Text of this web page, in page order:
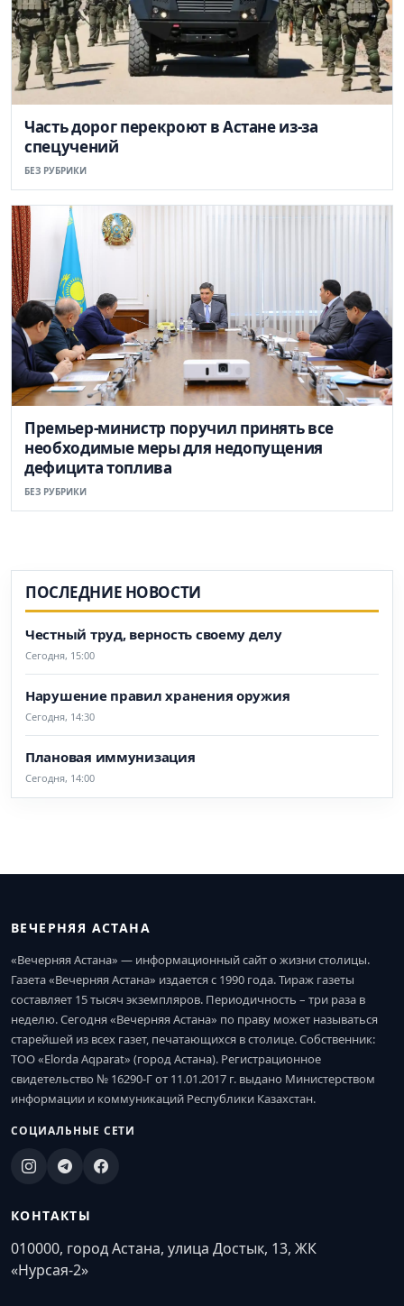
Часть дорог перекроют в Астане из-за
спецучений
БЕЗ РУБРИКИ
Премьер-министр поручил принять все
необходимые меры для недопущения
дефицита топлива
БЕЗ РУБРИКИ
ПОСЛЕДНИЕ НОВОСТИ
Честный труд, верность своему делу
Сегодня, 15:00
Нарушение правил хранения оружия
Сегодня, 14:30
Плановая иммунизация
Сегодня, 14:00
ВЕЧЕРНЯЯ АСТАНА
«Вечерняя Астана» — информационный сайт о жизни столицы.
Газета «Вечерняя Астана» издается с 1990 года. Тираж газеты
составляет 15 тысяч экземпляров. Периодичность – три раза в
неделю. Сегодня «Вечерняя Астана» по праву может называться
старейшей из всех газет, печатающихся в столице. Собственник:
ТОО «Elorda Aqparat» (город Астана). Регистрационное
свидетельство № 16290-Г от 11.01.2017 г. выдано Министерством
информации и коммуникаций Республики Казахстан.
СОЦИАЛЬНЫЕ СЕТИ
КОНТАКТЫ
010000, город Астана, улица Достык, 13, ЖК
«Нурсая-2»